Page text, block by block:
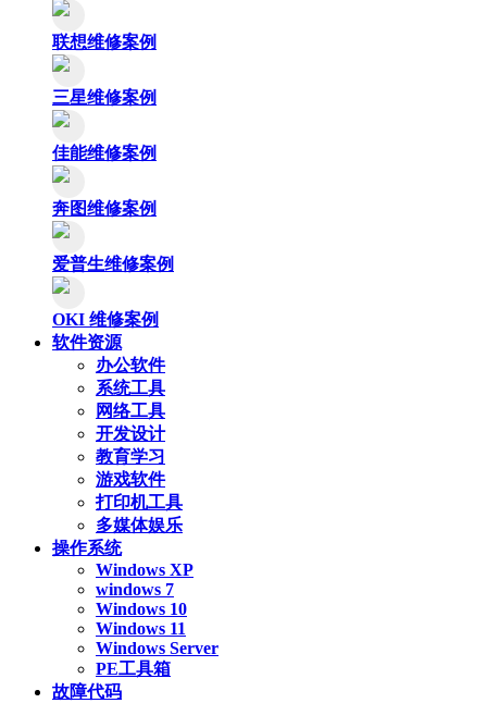
联想维修案例
三星维修案例
佳能维修案例
奔图维修案例
爱普生维修案例
OKI 维修案例
软件资源
办公软件
系统工具
网络工具
开发设计
教育学习
游戏软件
打印机工具
多媒体娱乐
操作系统
Windows XP
windows 7
Windows 10
Windows 11
Windows Server
PE工具箱
故障代码